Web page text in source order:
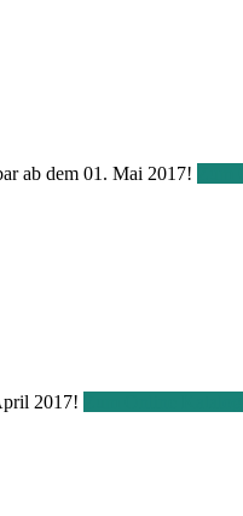
ab dem 01. Mai 2017!
2017!